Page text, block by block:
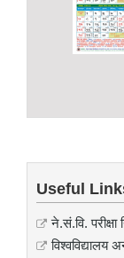
Useful
ने.सं.वि. परीक्षा
विश्वविद्यालय